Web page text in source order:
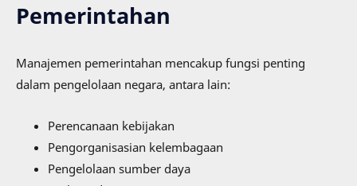
Pemerintahan
Manajemen pemerintahan mencakup fungsi penting
dalam pengelolaan negara, antara lain:
Perencanaan kebijakan
Pengorganisasian kelembagaan
Pengelolaan sumber daya